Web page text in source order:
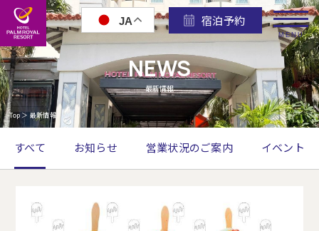
MENU
JA 宿泊予約
NEWS
最新情報
Top ＞ 最新情報
すべて お知らせ 営業状況のご案内 イベント